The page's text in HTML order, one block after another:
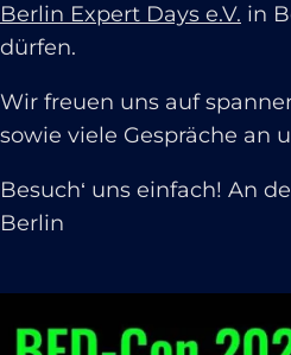
Berlin Expert Days e.V. in
dürfen.
Wir freuen uns auf
sowie viele Gespräche an
Besuch‘ uns einfach! An
Berlin